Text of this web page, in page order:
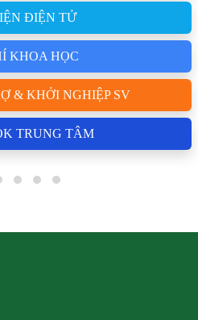
ĐIỆN TỬ
KHOA HỌC
& KHỞI NGHIỆP SV
TRUNG TÂM